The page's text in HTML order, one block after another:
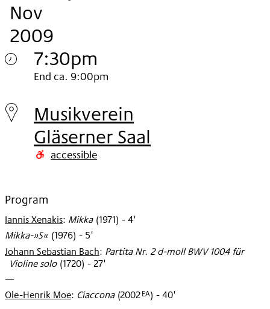
Nov
2009
7:30pm
Tuesday
10.
Nov
2009
End ca. 9:00pm
Musikverein
Gläserner Saal
accessible
Program
Iannis Xenakis: Mikka (1971) - 4'
Mikka-»S« (1976) - 5'
Johann Sebastian Bach: Partita Nr. 2 d-moll BWV 1004 für
Violine solo (1720) - 27'
—
Ole-Henrik Moe: Ciaccona (2002EA) - 40'